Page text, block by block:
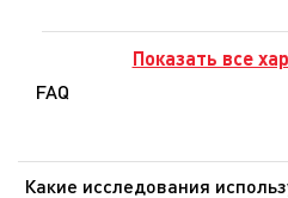
Показать все
FAQ
Какие исследования